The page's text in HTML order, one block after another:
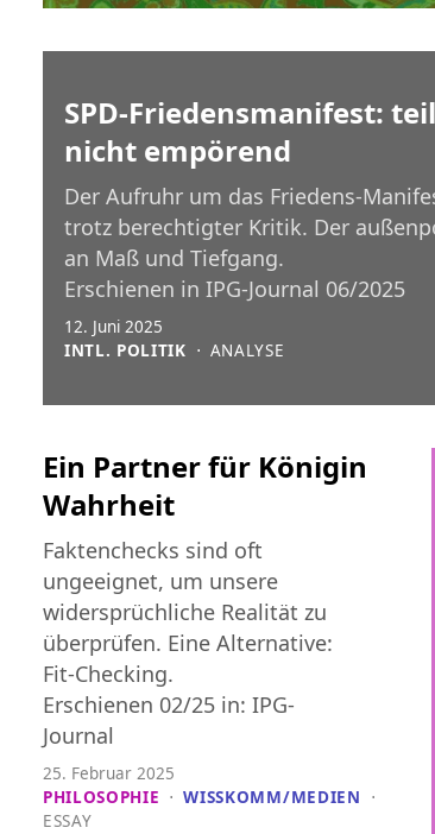
SPD-Friedensmanifest:
nicht empörend
Der Aufruhr um das Friedens-
trotz berechtigter Kritik. Der
an Maß und Tiefgang.
Erschienen in IPG-Journal 06/2025
12. Juni 2025
INTL. POLITIK ⋅ ANALYSE
Ein Partner für Königin
Wahrheit
Faktenchecks sind oft
ungeeignet, um unsere
widersprüchliche Realität zu
überprüfen. Eine Alternative:
Fit-Checking.
Erschienen 02/25 in: IPG-
Journal
25. Februar 2025
PHILOSOPHIE ⋅WISSKOMM/MEDIEN ⋅
ESSAY